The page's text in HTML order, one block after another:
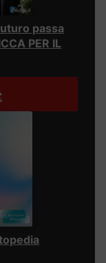
passa
PER IL